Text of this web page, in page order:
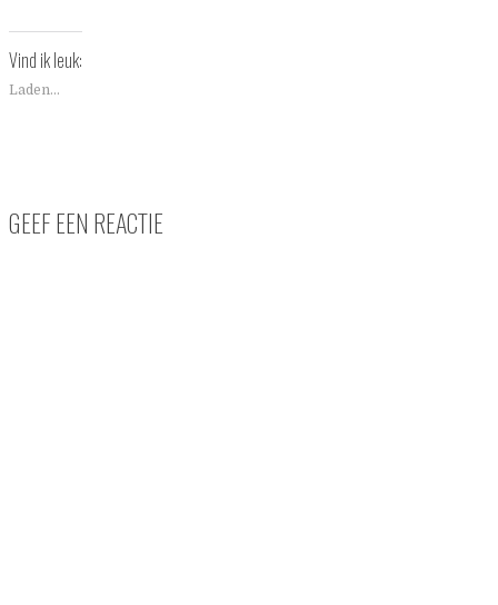
Vind ik leuk:
Laden...
GEEF EEN REACTIE